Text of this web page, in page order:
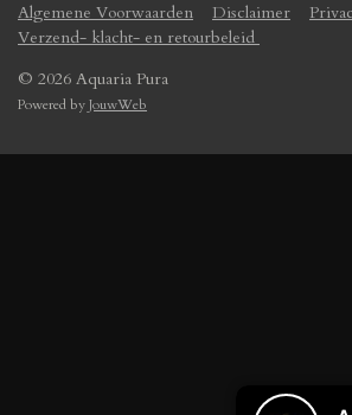
Algemene Voorwaarden Disclaimer
Verzend- klacht- en retourbeleid
© 2026 Aquaria Pura
Powered byJouwWeb